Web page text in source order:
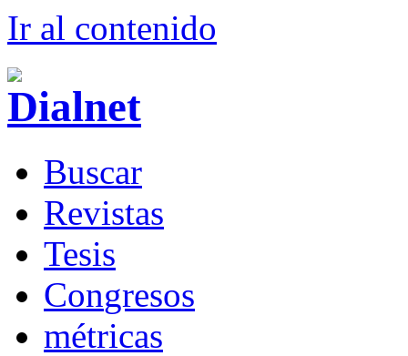
Ir al contenido
Buscar
Revistas
Tesis
Congresos
métricas